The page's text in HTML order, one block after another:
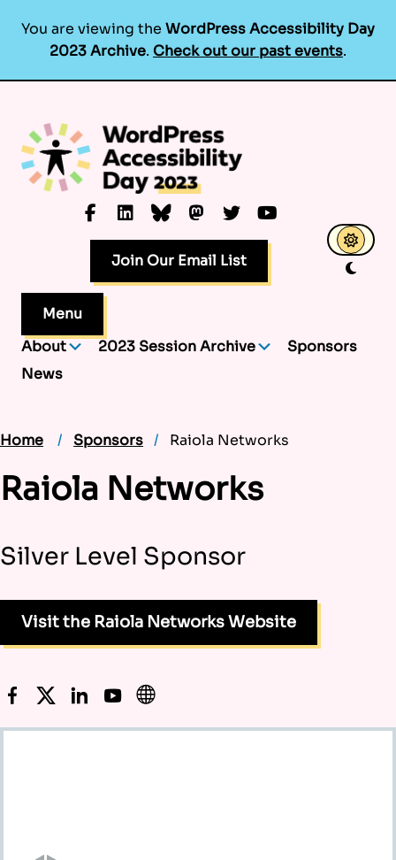
You are viewing the WordPress Accessibility Day
2023 Archive. Check out our past events.
content
Facebook
LinkedInBlueskyMastodon
TwitterYouTube
Join Our Email List
Menu
About
2023 Session Archive
Sponsors
News
Home Sponsors Raiola Networks
Raiola Networks
Silver Level Sponsor
Visit the Raiola Networks Website
FacebookTwitterLinkedInYouTube